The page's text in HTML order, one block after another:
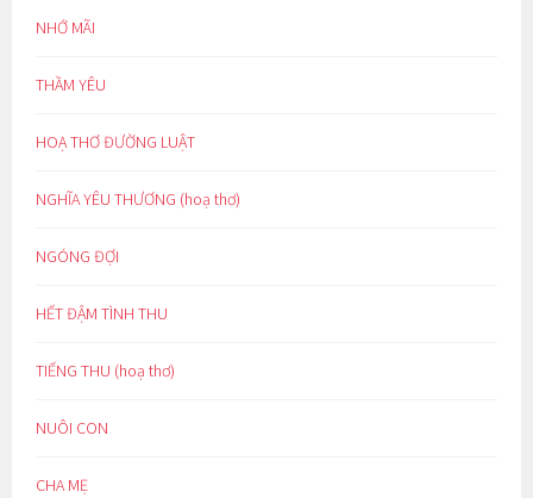
NHỚ MÃI
THẦM YÊU
HOẠ THƠ ĐƯỜNG LUẬT
NGHĨA YÊU THƯƠNG (hoạ thơ)
NGÓNG ĐỢI
HẾT ĐẬM TÌNH THU
TIẾNG THU (hoạ thơ)
NUÔI CON
CHA MẸ